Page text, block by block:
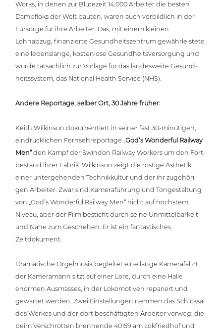
Works, in denen zur Blütezeit 14.000 Arbeiter die besten
Dampfloks der Welt bauten, waren auch vor­bild­lich in der
Fürsorge für ihre Arbeiter. Das, mit einem kleinen
Lohnabzug, finan­zier­te Gesund­heits­zen­trum gewähr­leis­te­te
eine lebens­lan­ge, kos­ten­lo­se Gesund­heits­ver­sor­gung und
wurde tat­säch­lich zur Vorlage für das lan­des­wei­te Gesund­
heits­sys­tem, das National Health Service (NHS).
Andere Reportage, selber Ort, 30 Jahre früher:
Keith Wilkinson doku­men­tiert in seiner fast 30-minütigen,
ein­drück­li­chen Fern­seh­re­por­ta­ge „God’s Wonderful Railway
Men“den Kampf der Swindon Railway Workers um den Fort­
be­stand ihrer Fabrik. Wilkinson zeigt die rostige Ästhetik
einer unter­ge­hen­den Tech­nik­kul­tur und der ihr zuge­hö­ri­
gen Arbeiter. Zwar sind Kame­ra­füh­rung und Ton­ge­stal­tung
von „God’s Wonderful Railway Men“ nicht auf höchstem
Niveau, aber der Film besticht durch seine Unmit­tel­bar­keit
und Nähe zum Geschehen. Er ist ein fan­tas­ti­sches
Zeitdokument.
Dra­ma­ti­sche Orgel­mu­sik begleitet eine lange Kame­ra­fahrt,
der Kame­ra­mann sitzt auf einer Lore, durch eine Halle
enormen Ausmasses, in der Loko­mo­ti­ven repariert und
gewartet werden. Zwei Ein­stel­lun­gen nehmen das Schicksal
des Werkes und der dort beschäf­tig­ten Arbeiter vorweg: die
beim Ver­schrot­ten brennende 40159 am Lok­fried­hof und